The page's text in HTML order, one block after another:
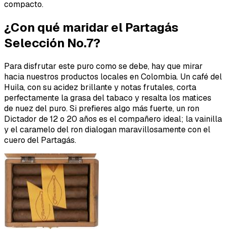
compacto.
¿Con qué maridar el Partagás
Selección No.7?
Para disfrutar este puro como se debe, hay que mirar
hacia nuestros productos locales en Colombia. Un café del
Huila, con su acidez brillante y notas frutales, corta
perfectamente la grasa del tabaco y resalta los matices
de nuez del puro. Si prefieres algo más fuerte, un ron
Dictador de 12 o 20 años es el compañero ideal; la vainilla
y el caramelo del ron dialogan maravillosamente con el
cuero del Partagás.